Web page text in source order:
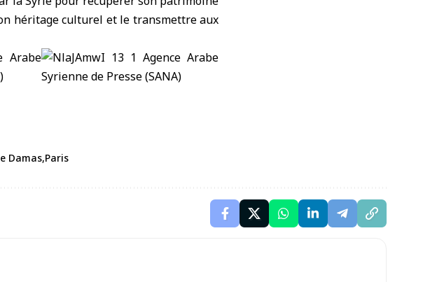
héritage culturel et le transmettre aux
Damas Paris